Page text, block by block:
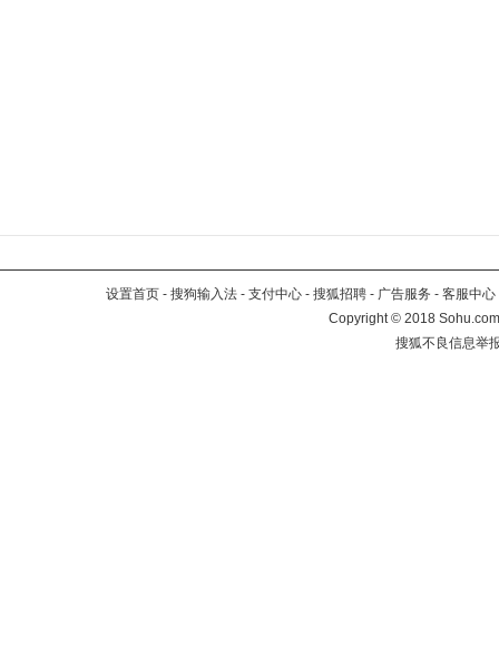
设置首页 - 搜狗输入法 - 支付中心 - 搜狐招聘 - 广告服务 - 客服中心
Copyright©2018
搜狐不良信息举